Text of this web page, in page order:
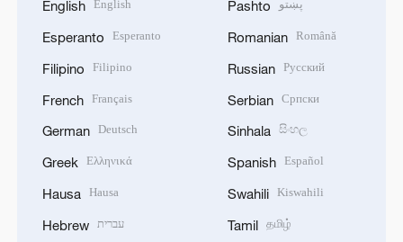
English English
Esperanto Esperanto
Filipino Filipino
French Français
German Deutsch
Greek Ελληνικά
Hausa Hausa
Hebrew עברית
Pashto پښتو
Romanian Română
Russian Русский
Serbian Српски
Sinhala සිංහල
Spanish Español
Swahili Kiswahili
Tamil தமிழ்